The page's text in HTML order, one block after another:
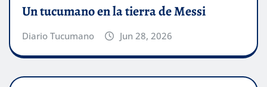
Un tucumano en la tierra de Messi
Diario Tucumano Jun 28, 2026